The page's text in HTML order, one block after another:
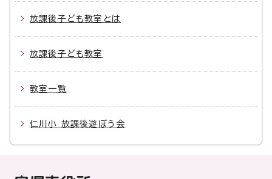
放課後子ども教室とは
放課後子ども教室
教室一覧
仁川小 放課後遊ぼう会